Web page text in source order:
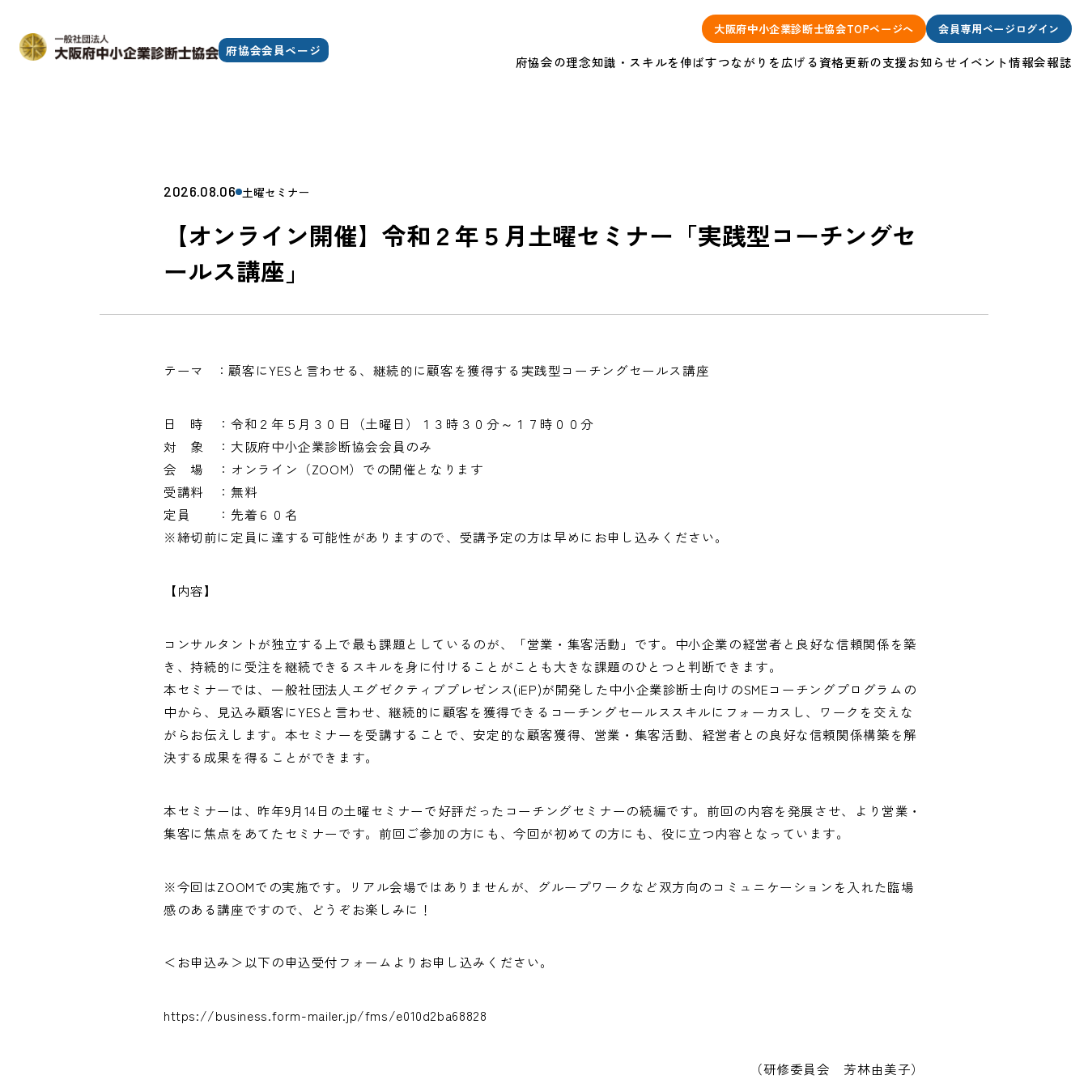
府協会会員ページ
大阪府中小企業診断士協会TOPページへ 会員専用ページログイン
府協会の理念知識・スキルを伸ばすつながりを広げる資格更新の支援お知らせイベント情報会報誌
2026.08.06 土曜セミナー
【オンライン開催】令和２年５月土曜セミナー「実践型コーチングセ
ールス講座」
テーマ ：顧客にYESと言わせる、継続的に顧客を獲得する実践型コーチングセールス講座
日 時 ：令和２年５月３０日（土曜日）１３時３０分～１７時００分
対 象 ：大阪府中小企業診断協会会員のみ
会 場 ：オンライン（ZOOM）での開催となります
受講料 ：無料
定員 ：先着６０名
※締切前に定員に達する可能性がありますので、受講予定の方は早めにお申し込みください。
【内容】
コンサルタントが独立する上で最も課題としているのが、「営業・集客活動」です。中小企業の経営者と良好な信頼関係を築
き、持続的に受注を継続できるスキルを身に付けることがことも大きな課題のひとつと判断できます。
本セミナーでは、一般社団法人エグゼクティブプレゼンス(iEP)が開発した中小企業診断士向けのSMEコーチングプログラムの
中から、見込み顧客にYESと言わせ、継続的に顧客を獲得できるコーチングセールススキルにフォーカスし、ワークを交えな
がらお伝えします。本セミナーを受講することで、安定的な顧客獲得、営業・集客活動、経営者との良好な信頼関係構築を解
決する成果を得ることができます。
本セミナーは、昨年9月14日の土曜セミナーで好評だったコーチングセミナーの続編です。前回の内容を発展させ、より営業・
集客に焦点をあてたセミナーです。前回ご参加の方にも、今回が初めての方にも、役に立つ内容となっています。
※今回はZOOMでの実施です。リアル会場ではありませんが、グループワークなど双方向のコミュニケーションを入れた臨場
感のある講座ですので、どうぞお楽しみに！
＜お申込み＞以下の申込受付フォームよりお申し込みください。
https://business.form-mailer.jp/fms/e010d2ba68828
（研修委員会 芳林由美子）